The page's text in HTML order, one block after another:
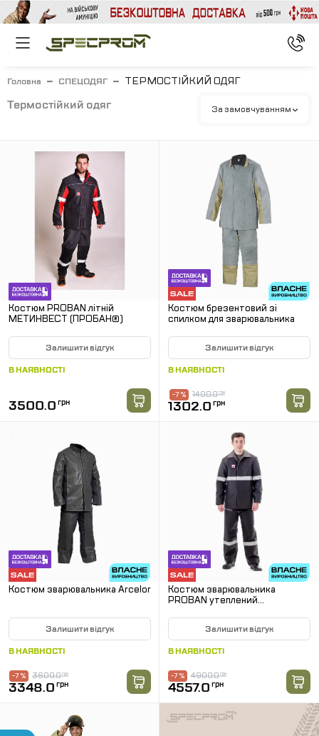
Головна СПЕЦОДЯГ ТЕРМОСТІЙКИЙ ОДЯГ
термостійкий одяг За замовчуванням
Костюм PROBAN літній
МЕТИНВЕСТ (ПРОБАН®)
Залишити відгук
В НАЯВНОСТІ
3500.0 грн
Костюм брезентовий зі
спилком для зварювальника
Залишити відгук
В НАЯВНОСТІ
1400.0грн
-7 %
1302.0 грн
Костюм зварювальника Arcelor
Залишити відгук
В НАЯВНОСТІ
3600.0грн
-7 %
3348.0 грн
Костюм зварювальника
PROBAN утеплений
Залишити відгук
В НАЯВНОСТІ
4900.0грн
-7 %
4557.0 грн